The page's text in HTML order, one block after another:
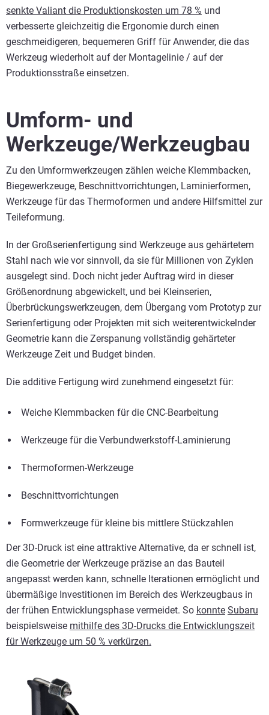
senkte Valiant die Produktionskosten um 78 % und
verbesserte gleichzeitig die Ergonomie durch einen
geschmeidigeren, bequemeren Griff für Anwender, die das
Werkzeug wiederholt auf der Montagelinie / auf der
Produktionsstraße einsetzen.
Umform- und
Werkzeuge/Werkzeugbau
Zu den Umformwerkzeugen zählen weiche Klemmbacken,
Biegewerkzeuge, Beschnittvorrichtungen, Laminierformen,
Werkzeuge für das Thermoformen und andere Hilfsmittel zur
Teileformung.
In der Großserienfertigung sind Werkzeuge aus gehärtetem
Stahl nach wie vor sinnvoll, da sie für Millionen von Zyklen
ausgelegt sind. Doch nicht jeder Auftrag wird in dieser
Größenordnung abgewickelt, und bei Kleinserien,
Überbrückungswerkzeugen, dem Übergang vom Prototyp zur
Serienfertigung oder Projekten mit sich weiterentwickelnder
Geometrie kann die Zerspanung vollständig gehärteter
Werkzeuge Zeit und Budget binden.
Die additive Fertigung wird zunehmend eingesetzt für:
Weiche Klemmbacken für die CNC-Bearbeitung
Werkzeuge für die Verbundwerkstoff-Laminierung
Thermoformen-Werkzeuge
Beschnittvorrichtungen
Formwerkzeuge für kleine bis mittlere Stückzahlen
Der 3D-Druck ist eine attraktive Alternative, da er schnell ist,
die Geometrie der Werkzeuge präzise an das Bauteil
angepasst werden kann, schnelle Iterationen ermöglicht und
übermäßige Investitionen im Bereich des Werkzeugbaus in
der frühen Entwicklungsphase vermeidet. So konnte Subaru
beispielsweise mithilfe des 3D-Drucks die Entwicklungszeit
für Werkzeuge um 50 % verkürzen.